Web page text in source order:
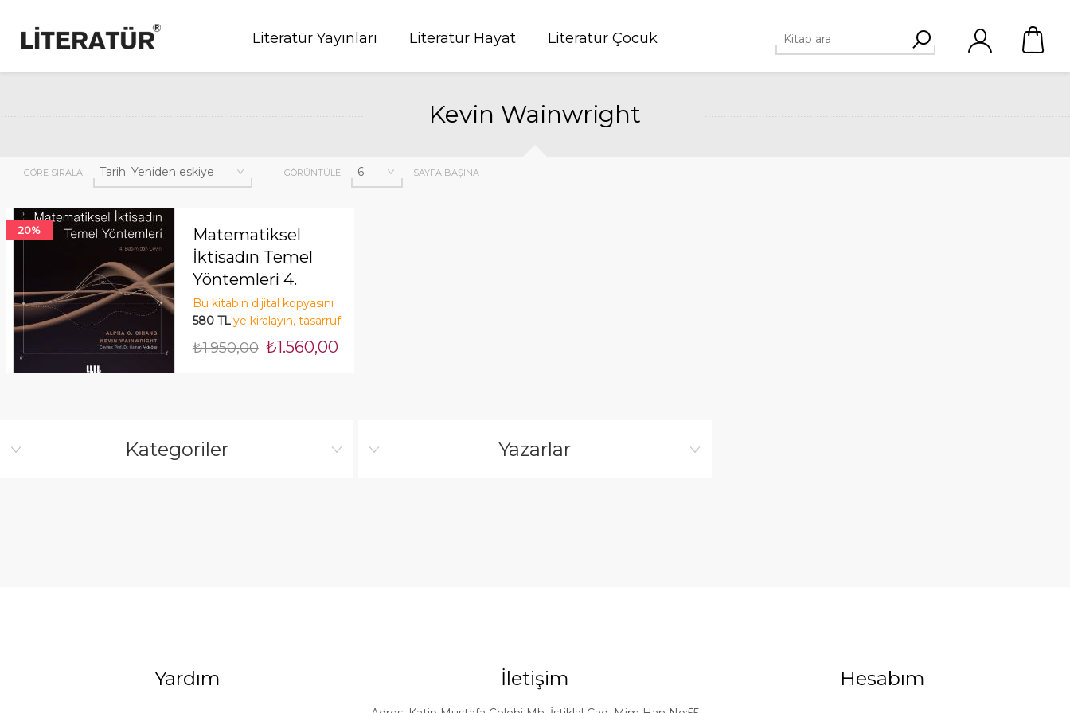
Literatür Yayınları Literatür Hayat Literatür Çocuk
Kevin Wainwright
GÖRE SIRALA GÖRÜNTÜLE SAYFA BAŞINA
20%
Matematiksel
İktisadın Temel
Yöntemleri 4.
Basımdan çeviri
Bu kitabın dijital kopyasını
580 TL'ye kiralayın, tasarruf
edin! Şimdi Kirala!
₺1.950,00 ₺1.560,00
Kategoriler Yazarlar
Yardım İletişim Hesabım